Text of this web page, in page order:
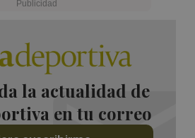
la actualidad de
en tu correo